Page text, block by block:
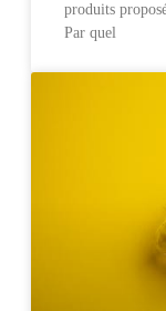
produits
Par quel